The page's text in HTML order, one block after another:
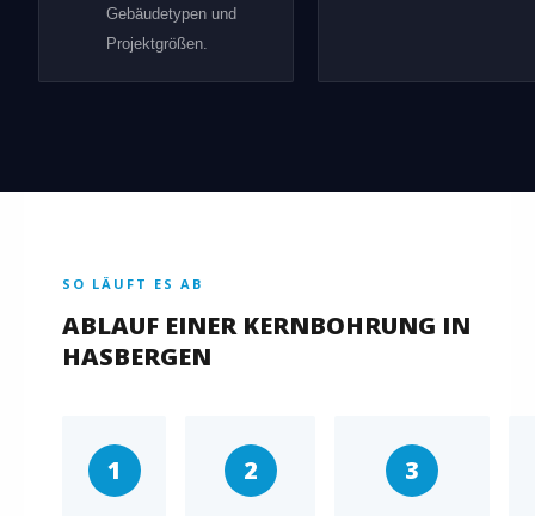
Gebäudetypen und
Projektgrößen.
SO LÄUFT ES AB
ABLAUF EINER KERNBOHRUNG IN
HASBERGEN
1 2 3